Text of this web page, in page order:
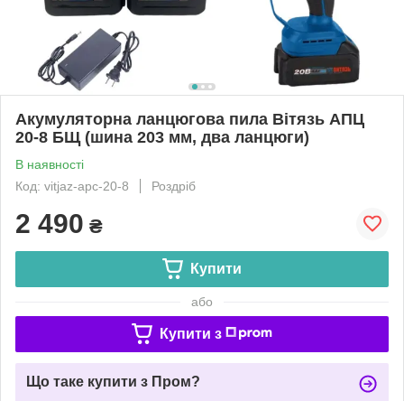
Акумуляторна ланцюгова пила Вітязь АПЦ
20-8 БЩ (шина 203 мм, два ланцюги)
В наявності
Код: vitjaz-apc-20-8
Роздріб
2 490 ₴
Купити
або
Купити з
Що таке купити з Пром?